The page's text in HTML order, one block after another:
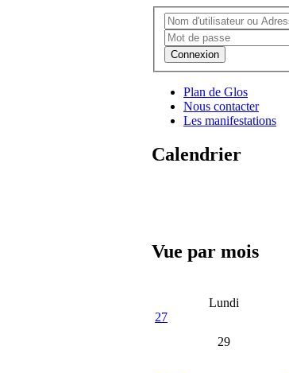
Connexion
Plan de Glos
Nous contacter
Les manifestations
Calendrier
Vue par mois
Lundi
27
29